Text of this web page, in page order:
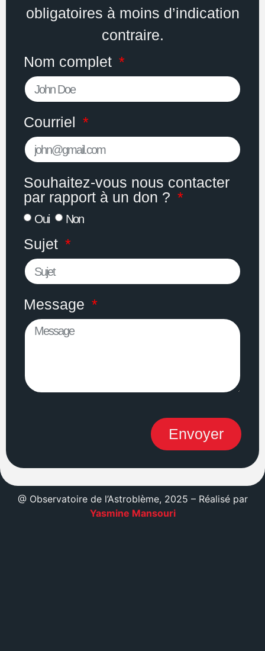
obligatoires à moins d’indication
contraire.
Nom complet
Courriel
Souhaitez-vous nous contacter
par rapport à un don ?
Oui Non
Sujet
Message
Envoyer
@ Observatoire de l’Astroblème, 2025 – Réalisé par
Yasmine Mansouri